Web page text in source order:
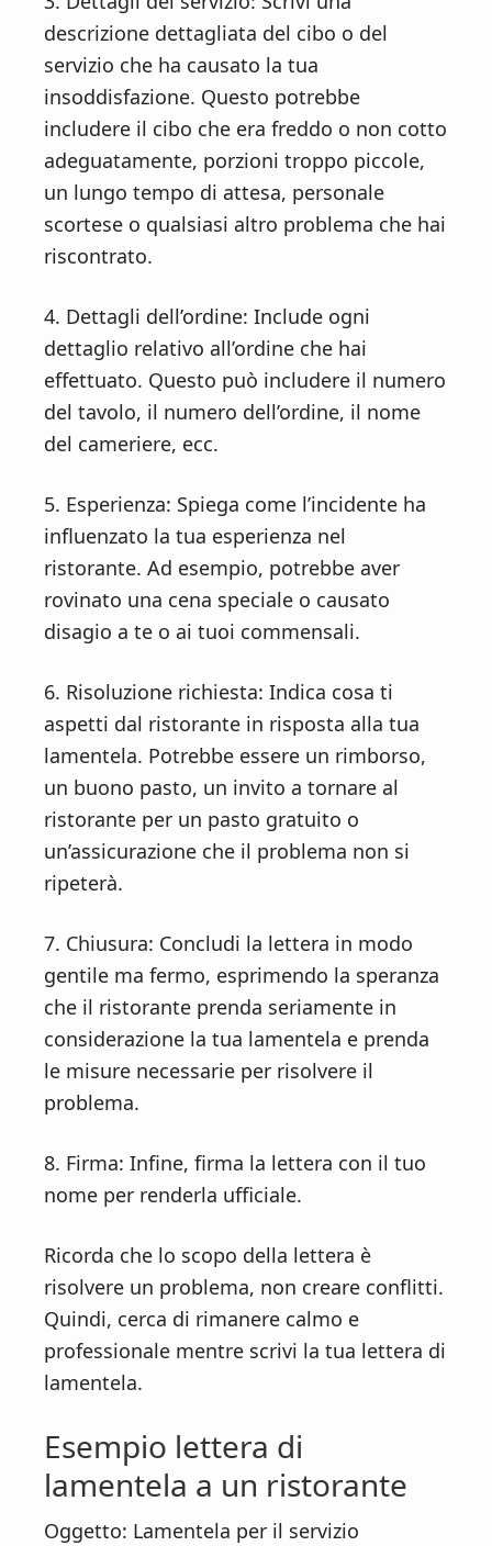
descrizione dettagliata del cibo o del
servizio che ha causato la tua
insoddisfazione. Questo potrebbe
includere il cibo che era freddo o non cotto
adeguatamente, porzioni troppo piccole,
un lungo tempo di attesa, personale
scortese o qualsiasi altro problema che hai
riscontrato.
4. Dettagli dell’ordine: Include ogni
dettaglio relativo all’ordine che hai
effettuato. Questo può includere il numero
del tavolo, il numero dell’ordine, il nome
del cameriere, ecc.
5. Esperienza: Spiega come l’incidente ha
influenzato la tua esperienza nel
ristorante. Ad esempio, potrebbe aver
rovinato una cena speciale o causato
disagio a te o ai tuoi commensali.
6. Risoluzione richiesta: Indica cosa ti
aspetti dal ristorante in risposta alla tua
lamentela. Potrebbe essere un rimborso,
un buono pasto, un invito a tornare al
ristorante per un pasto gratuito o
un’assicurazione che il problema non si
ripeterà.
7. Chiusura: Concludi la lettera in modo
gentile ma fermo, esprimendo la speranza
che il ristorante prenda seriamente in
considerazione la tua lamentela e prenda
le misure necessarie per risolvere il
problema.
8. Firma: Infine, firma la lettera con il tuo
nome per renderla ufficiale.
Ricorda che lo scopo della lettera è
risolvere un problema, non creare conflitti.
Quindi, cerca di rimanere calmo e
professionale mentre scrivi la tua lettera di
lamentela.
Esempio lettera di
lamentela a un ristorante
Oggetto: Lamentela per il servizio